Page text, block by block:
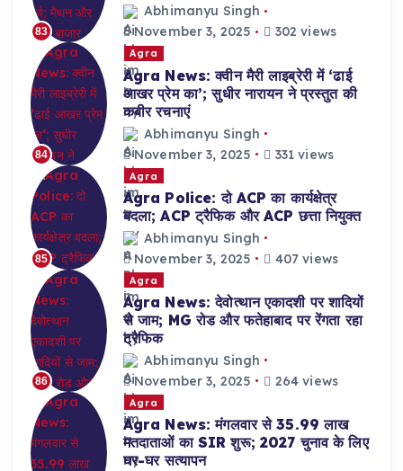
83
Abhimanyu Singh
November 3, 2025
302 views
84
Agra
Agra News: क्वीन मैरी लाइब्रेरी में ‘ढाई
आखर प्रेम का’; सुधीर नारायन ने प्रस्तुत की
कबीर रचनाएं
Abhimanyu Singh
November 3, 2025
331 views
85
Agra
Agra Police: दो ACP का कार्यक्षेत्र
बदला; ACP ट्रैफिक और ACP छत्ता नियुक्त
Abhimanyu Singh
November 3, 2025
407 views
86
Agra
Agra News: देवोत्थान एकादशी पर शादियों
से जाम; MG रोड और फतेहाबाद पर रेंगता रहा
ट्रैफिक
Abhimanyu Singh
November 3, 2025
264 views
Agra
Agra News: मंगलवार से 35.99 लाख
मतदाताओं का SIR शुरू; 2027 चुनाव के लिए
घर-घर सत्यापन